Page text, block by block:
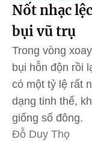
Nốt nhạc
bụi vũ trụ
Trong vòng
bụi hỗn độn rồi
có một tỷ lệ rất
dạng tinh thể,
giống số đông.
Đỗ Duy Thọ